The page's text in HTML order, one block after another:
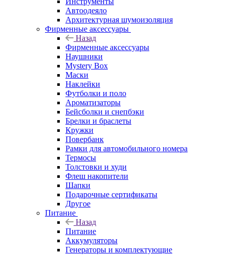
Автоодеяло
Архитектурная шумоизоляция
Фирменные аксессуары
Назад
Фирменные аксессуары
Наушники
Mystery Box
Маски
Наклейки
Футболки и поло
Ароматизаторы
Бейсболки и снепбэки
Брелки и браслеты
Кружки
Повербанк
Рамки для автомобильного номера
Термосы
Толстовки и худи
Флеш накопители
Шапки
Подарочные сертификаты
Другое
Питание
Назад
Питание
Аккумуляторы
Генераторы и комплектующие